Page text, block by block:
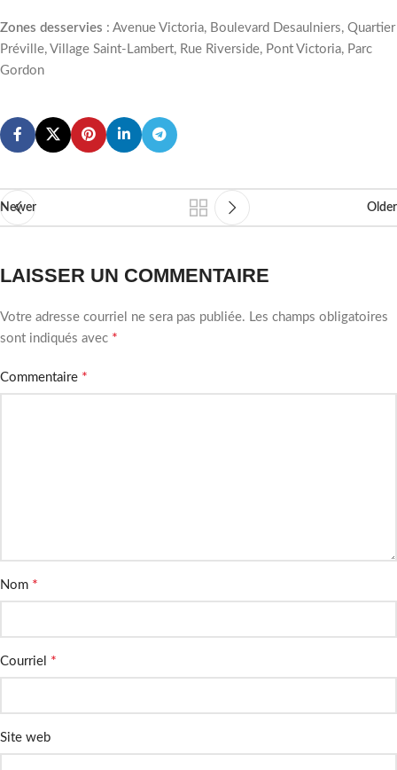
Zones desservies : Avenue Victoria, Boulevard Desaulniers, Quartier
Préville, Village Saint-Lambert, Rue Riverside, Pont Victoria, Parc
Gordon
Newer Older
LAISSER UN COMMENTAIRE
Votre adresse courriel ne sera pas publiée. Les champs obligatoires
sont indiqués avec *
Commentaire *
Nom *
Courriel *
Site web